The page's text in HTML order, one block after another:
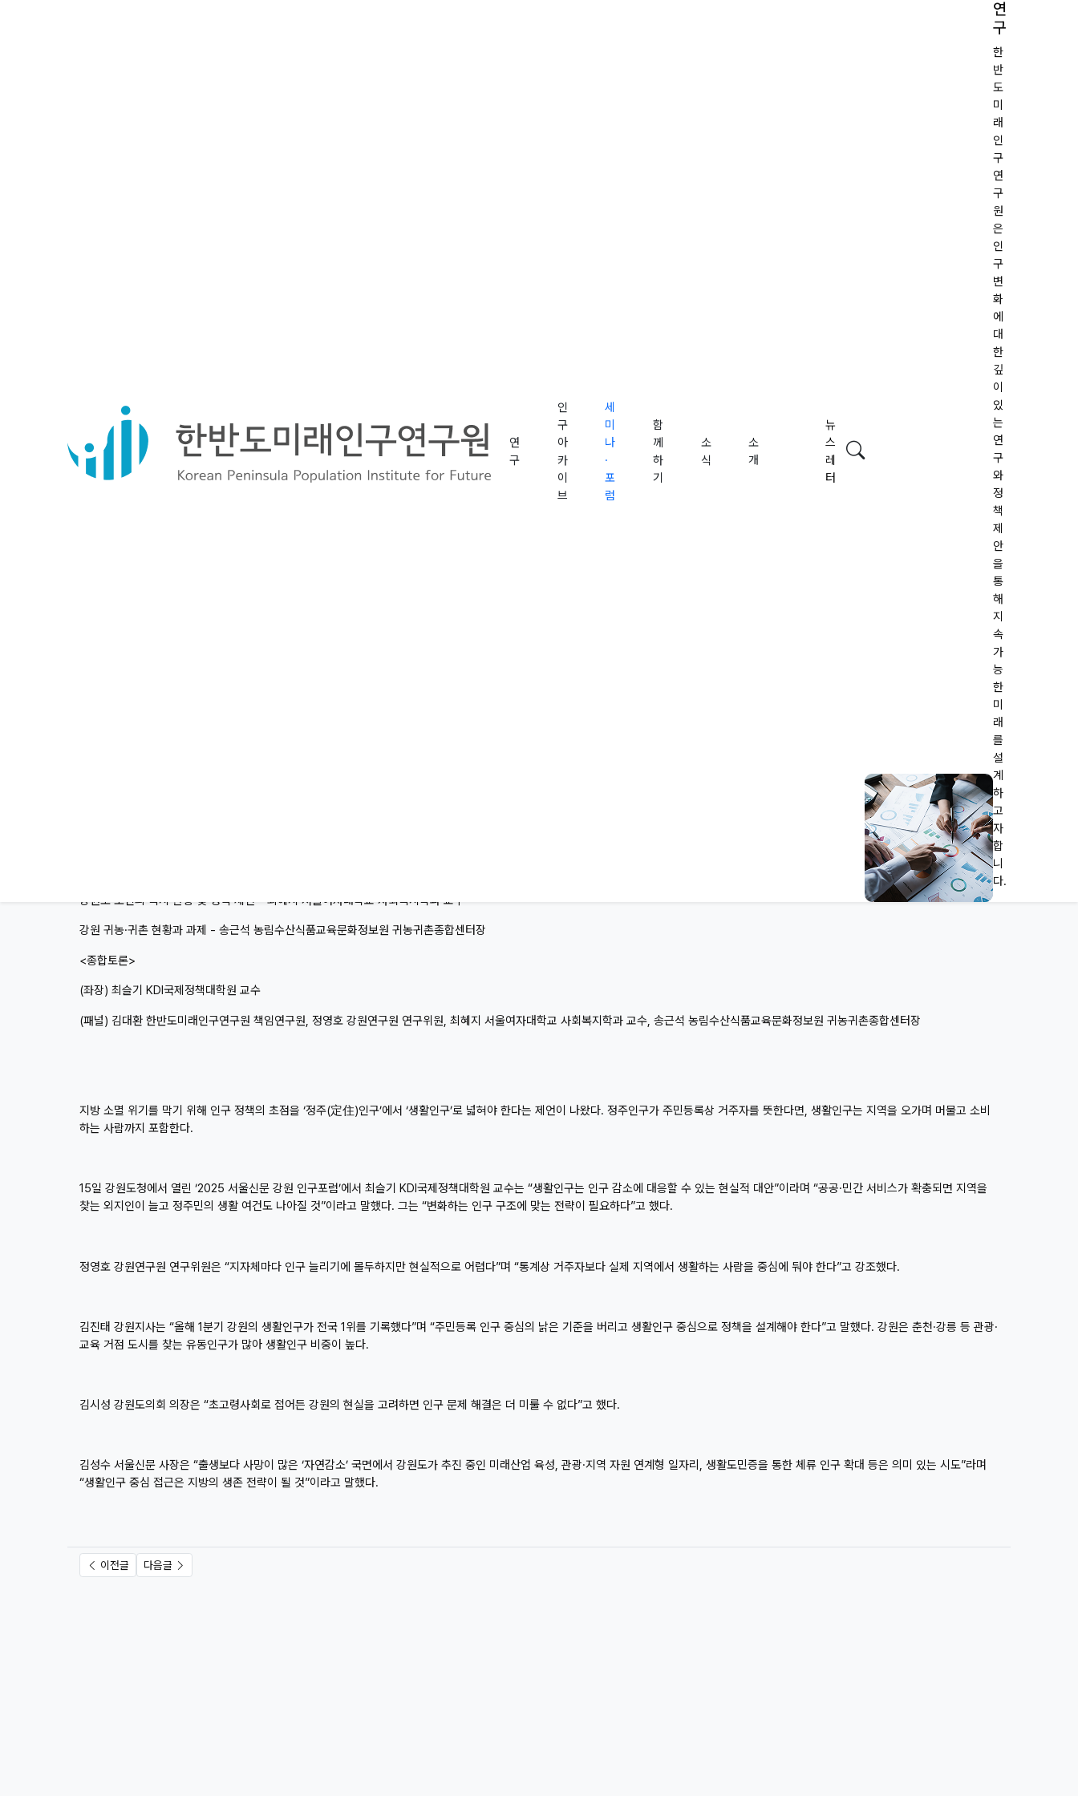
연
구
인
구
아
카
이
브
세
미
나
·
포
럼
함
께
하
기
소
식
소
개
뉴
스
레
터
연
구
한
반
도
미
래
인
구
연
구
원
은
인
구
변
화
에
대
한
깊
이
있
는
연
구
와
정
책
제
안
을
통
해
지
속
가
능
한
미
래
를
설
계
하
고
자
합
니
다.
2025.10.16
강원도 노인의 복지 현황 및 정책 제언 - 최혜지 서울여자대학교 사회복지학과 교수
강원 귀농·귀촌 현황과 과제 - 송근석 농림수산식품교육문화정보원 귀농귀촌종합센터장
<종합토론>
(좌장) 최슬기 KDI국제정책대학원 교수
(패널) 김대환 한반도미래인구연구원 책임연구원, 정영호 강원연구원 연구위원, 최혜지 서울여자대학교 사회복지학과 교수, 송근석 농림수산식품교육문화정보원 귀농귀촌종합센터장
지방 소멸 위기를 막기 위해 인구 정책의 초점을 ‘정주(定住)인구’에서 ‘생활인구’로 넓혀야 한다는 제언이 나왔다. 정주인구가 주민등록상 거주자를 뜻한다면, 생활인구는 지역을 오가며 머물고 소비
하는 사람까지 포함한다.
15일 강원도청에서 열린 ‘2025 서울신문 강원 인구포럼’에서 최슬기 KDI국제정책대학원 교수는 “생활인구는 인구 감소에 대응할 수 있는 현실적 대안”이라며 “공공·민간 서비스가 확충되면 지역을
찾는 외지인이 늘고 정주민의 생활 여건도 나아질 것”이라고 말했다. 그는 “ 변화하는 인구 구조에 맞는 전략이 필요하다”고 했다.
정영호 강원연구원 연구위원은 “지자체마다 인구 늘리기에 몰두하지만 현실적으로 어렵다”며 “통계상 거주자보다 실제 지역에서 생활하는 사람을 중심에 둬야 한다”고 강조했다.
김진태 강원지사는 “올해 1분기 강원의 생활인구가 전국 1위를 기록했다”며 “주민등록 인구 중심의 낡은 기준을 버리고 생활인구 중심으로 정책을 설계해야 한다”고 말했다. 강원은 춘천·강릉 등 관광·
교육 거점 도시를 찾는 유동인구가 많아 생활인구 비중이 높다.
김시성 강원도의회 의장은 “초고령사회로 접어든 강원의 현실을 고려하면 인구 문제 해결은 더 미룰 수 없다”고 했다.
김성수 서울신문 사장은 “출생보다 사망이 많은 ‘자연감소’ 국면에서 강원도가 추진 중인 미래산업 육성, 관광·지역 자원 연계형 일자리, 생활도민증을 통한 체류 인구 확대 등은 의미 있는 시도”라며
“생활인구 중심 접근은 지방의 생존 전략이 될 것”이라고 말했다.
이전글 다음글